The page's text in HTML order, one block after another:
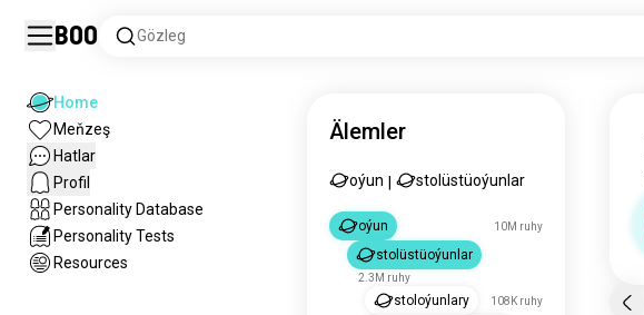
Boo Gözleg
Home
Meňzeş
Hatlar
Profil
Personality Database
Personality Tests
Resources
Älemler
oýun stolüstüoýunlar
oýun 10M ruhy
stolüstüoýunlar
2.3M ruhy
stoloýunlary 108K ruhy